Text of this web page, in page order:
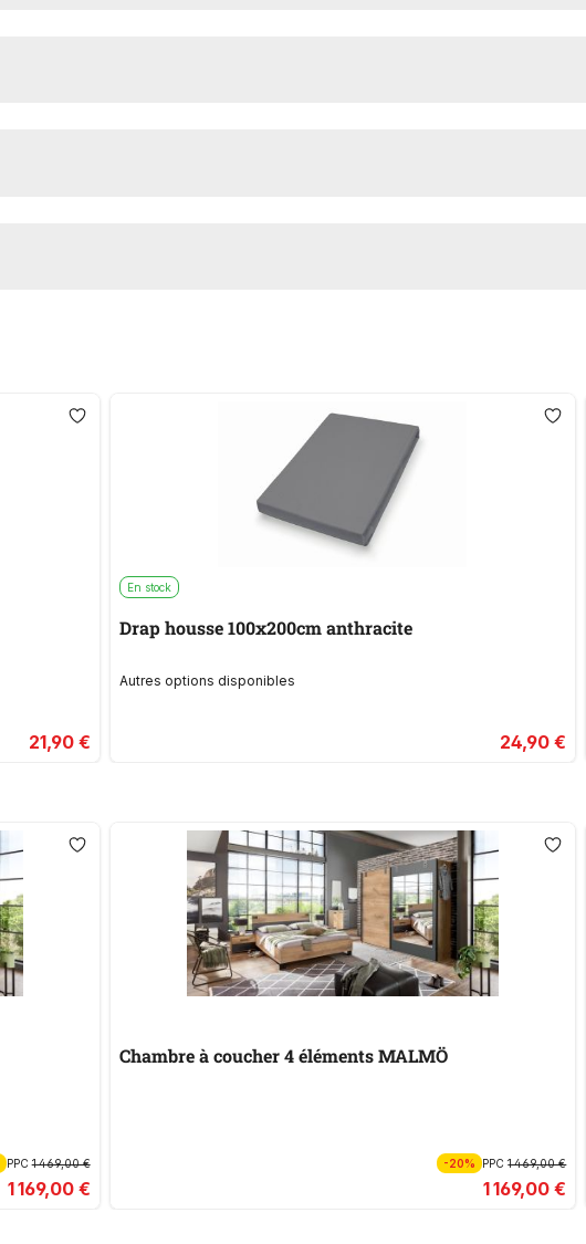
21,90 €
En stock
Drap housse 100x200cm anthracite
Autres options disponibles
24,90 €
PPC1 469,00 €
1 169,00 €
Chambre à coucher 4 éléments MALMÖ
-20% PPC1 469,00 €
1 169,00 €